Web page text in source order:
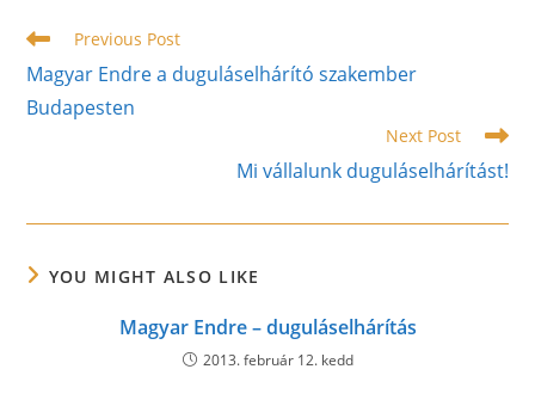
Read
articles
Previous Post
Magyar Endre a duguláselhárító szakember
Budapesten
Next Post
Mi vállalunk duguláselhárítást!
YOU MIGHT ALSO LIKE
Magyar Endre – duguláselhárítás
2013. február 12. kedd